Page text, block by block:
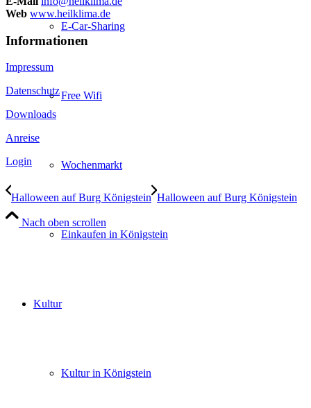
E-Car-Sharing
Free Wifi
Wochenmarkt
Einkaufen in Königstein
Kultur
Kultur in Königstein
Web www.heilklima.de
Informationen
Impressum
Datenschutz
Downloads
Anreise
Login
Halloween auf Burg Königstein Halloween auf Burg Königstein
Nach oben scrollen